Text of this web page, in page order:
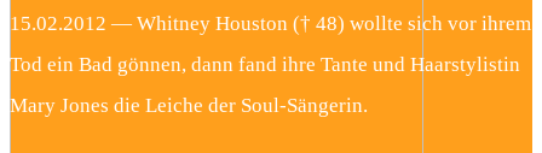
15.02.2012 — Whitney Houston († 48) wollte sich vor ihrem
Tod ein Bad gönnen, dann fand ihre Tante und Haarstylistin
Mary Jones die Leiche der Soul-Sängerin.